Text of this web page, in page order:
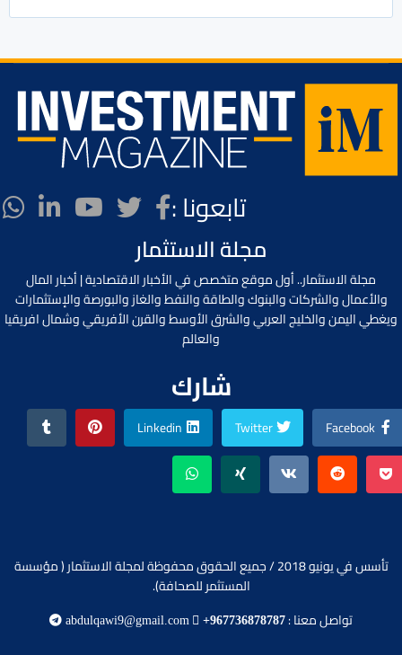
تابعونا :
مجلة الاستثمار
مجلة الاستثمار.. أول موقع متخصص في الأخبار الاقتصادية | أخبار المال
والأعمال والشركات والبنوك والطاقة والنفط والغاز والبورصة والإستثمارات
ويغطي اليمن والخليج العربي والشرق الأوسط والقرن الأفريقي وشمال افريقيا
والعالم
شارك
Facebook
Twitter
Linkedin
تأسس في يونيو 2018 / جميع الحقوق محفوظة لمجلة الاستثمار ( مؤسسة
المستثمر للصحافة).
تواصل معنا : +967736878787
abdulqawi9@gmail.com